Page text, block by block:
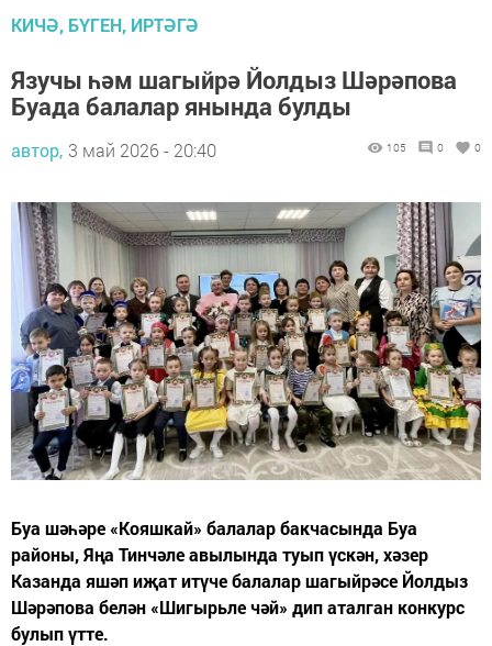
КИЧӘ, БҮГЕН, ИРТӘГӘ
Язучы һәм шагыйрә Йолдыз Шәрәпова
Буада балалар янында булды
автор, 3 май 2026 - 20:40 105 0 0
Буа шәһәре «Кояшкай» балалар бакчасында Буа
районы, Яңа Тинчәле авылында туып үскән, хәзер
Казанда яшәп иҗат итүче балалар шагыйрәсе Йолдыз
Шәрәпова белән «Шигырьле чәй» дип аталган конкурс
булып үтте.